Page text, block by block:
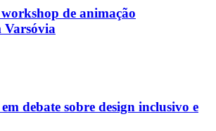
de animação
Varsóvia
debate sobre design inclusivo e